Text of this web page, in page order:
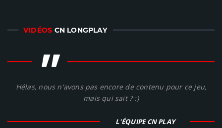
VIDÉOS CN LONGPLAY
"
Hélas, nous n'avons pas encore de contenu pour ce jeu,
mais qui sait ? :)
L'ÉQUIPE CN PLAY